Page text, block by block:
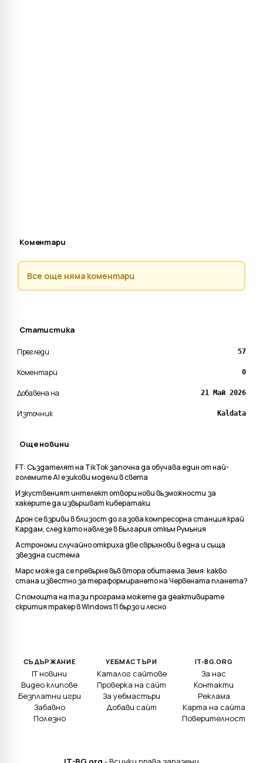
Коментари
Все още няма коментари
Статистика
Прегледи 57
Коментари 0
Добавена на 21 Май 2026
Източник Kaldata
Още новини
FT: Създателят на TikTok започна да обучава един от най-
големите AI езикови модели в света
Изкуственият интелект отвори нови възможности за
хакерите да извършват кибератаки
Дрон се взриви в близост до газова компресорна станция край
Кардам, след като навлезе в България откъм Румъния
Астрономи случайно откриха две свръхнови в една и съща
звездна система
Марс може да се превърне във втора обитаема Земя: какво
стана известно за тераформирането на Червената планета?
С помощта на тази програма можете да деактивирате
скрития тракер в Windows 11 бързо и лесно
СЪДЪРЖАНИЕ
IT новини
Видео клипове
Безплатни игри
Забавно
Полезно
УЕБМАСТЪРИ
Каталог сайтове
Проверка на сайт
За уебмастъри
Добави сайт
IT-BG.ORG
За нас
Контакти
Реклама
Карта на сайта
Поверителност